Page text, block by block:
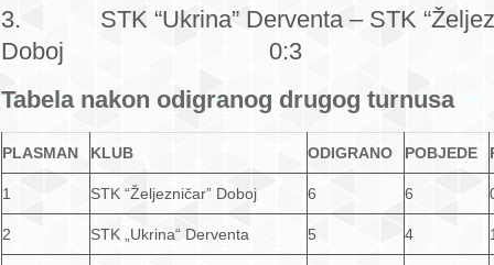
3. STK “Ukrina” Derventa – STK
Doboj 0:3
Tabela nakon odigranog drugog turnusa
PLASMAN KLUB ODIGRANO POBJEDE
1 STK “Željezničar” Doboj 6 6
2 STK „Ukrina“ Derventa 5 4